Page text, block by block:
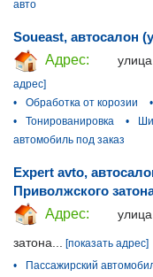
авто
Soueast, автосалон
Адрес:
адрес]
•
Обработка от корозии •
•
Тонированировка •
автомобиль под заказ
Expert avto,
Приволжского
Адрес:
затона... [показать адрес]
•
Пассажирский